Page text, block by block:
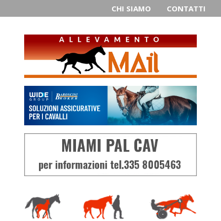
CHI SIAMO CONTATTI